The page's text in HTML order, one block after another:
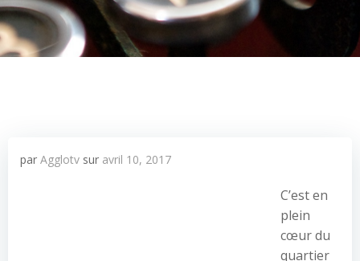
par Agglotv sur avril 10, 2017
C’est en
plein
cœur du
quartier